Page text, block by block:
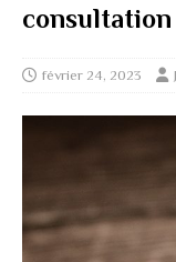
consultation
février 24, 2023